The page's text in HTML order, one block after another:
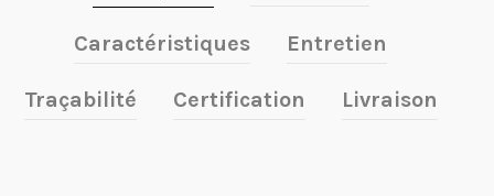
Caractéristiques Entretien
Traçabilité Certification Livraison